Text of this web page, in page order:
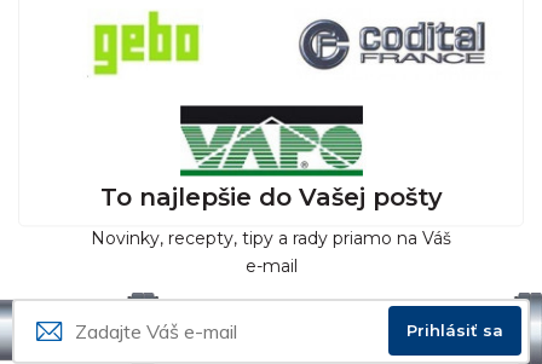
To najlepšie do Vašej pošty
Novinky, recepty, tipy a rady priamo na Váš
e-mail
Prihlásiť sa